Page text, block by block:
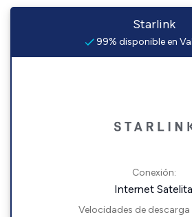
Starlink
99% disponible en
Conexión:
Internet
Velocidades de descarga